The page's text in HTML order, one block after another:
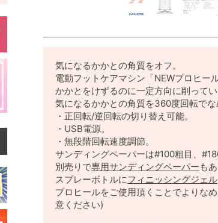
気になるかかとの角質をオフ。
電動フットケアマシン「NEWプロヒール
かかとをけずるのに一定方向に削って
気になるかかとの角質を360度回転で
・正回転/逆回転の切り替え可能。
・USB電源。
・無段階回転速度調節。
サンディングペーパーは#100粗目、
別売りで専用サンディングペーパー も
スプレーボトルにフィニッシングジェル
プロヒールをご使用頂くことでよりな
意ください)